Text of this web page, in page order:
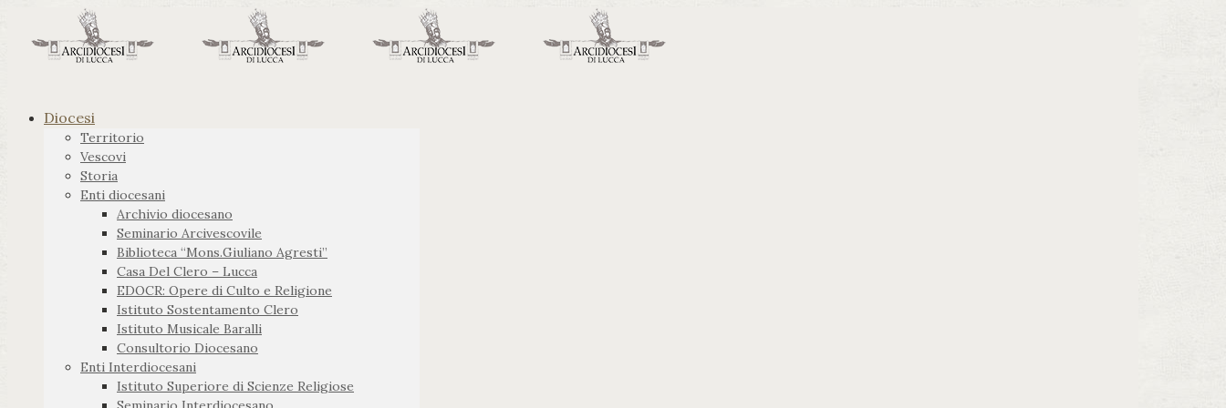
Diocesi
Territorio
Vescovi
Storia
Enti diocesani
Archivio diocesano
Seminario Arcivescovile
Biblioteca “Mons.Giuliano Agresti”
Casa Del Clero – Lucca
EDOCR: Opere di Culto e Religione
Istituto Sostentamento Clero
Istituto Musicale Baralli
Consultorio Diocesano
Enti Interdiocesani
Istituto Superiore di Scienze Religiose